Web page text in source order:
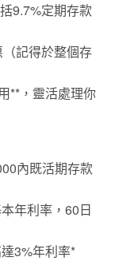
9.7%定期存款
記得於整個存
**，靈活處理你
內既活期存款
年利率，60日
3%年利率*